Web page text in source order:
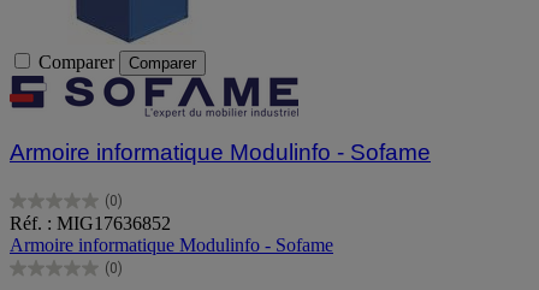
Comparer Comparer
Armoire informatique Modulinfo - Sofame
(0)
0.0
sur
5
étoiles.
Réf. : MIG17636852
Armoire informatique Modulinfo - Sofame
(0)
0.0